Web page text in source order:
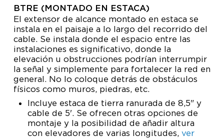
BTRE (MONTADO EN ESTACA)
El extensor de alcance montado en estaca se
instala en el paisaje a lo largo del recorrido del
cable. Se instala donde el espacio entre las
instalaciones es significativo, donde la
elevación u obstrucciones podrían interrumpir
la señal y simplemente para fortalecer la red en
general. No lo coloque detrás de obstáculos
físicos como muros, piedras, etc.
Incluye estaca de tierra ranurada de 8,5" y
cable de 5'. Se ofrecen otras opciones de
montaje y la posibilidad de añadir altura
con elevadores de varias longitudes, ver